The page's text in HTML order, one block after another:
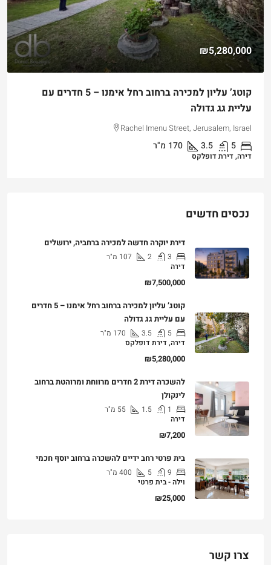
₪5,280,000
קוטג’ עליון למכירה ברחוב רחל אימנו – 5 חדרים עם
עליית גג גדולה
Rachel Imenu Street, Jerusalem, Israel
5
3.5
170 מ"ר
דירה, דירת דופלקס
נכסים חדשים
דירת יוקרה חדשה למכירה ברחביה, ירושלים
3
2
107 מ"ר
דירה
₪7,500,000
קוטג’ עליון למכירה ברחוב רחל אימנו – 5 חדרים
עם עליית גג גדולה
5
3.5
170 מ"ר
דירה, דירת דופלקס
₪5,280,000
להשכרה דירת 2 חדרים מרווחת ומרוהטת ברחוב
לינקולן
1
1.5
55 מ"ר
דירה
₪7,200
בית פרטי רחב ידיים להשכרה ברחוב יוסף חכמי
9
5
400 מ"ר
וילה - בית פרטי
₪25,000
צרו קשר